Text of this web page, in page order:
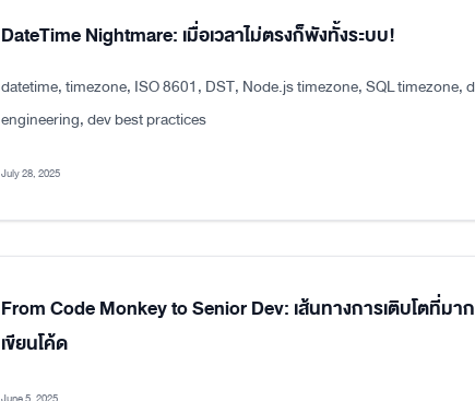
DateTime Nightmare: เมื่อเวลาไม่ตรงก็พังทั้งระบบ!
datetime, timezone, ISO 8601, DST, Node.js timezone, SQL timezone,
engineering, dev best practices
July 28, 2025
From Code Monkey to Senior Dev: เส้นทางการเติบโตที่มา
เขียนโค้ด